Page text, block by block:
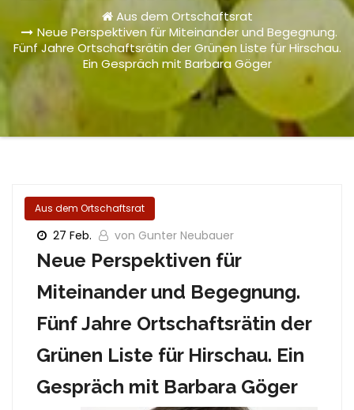
Aus dem Ortschaftsrat
Neue Perspektiven für Miteinander und Begegnung.
Fünf Jahre Ortschaftsrätin der Grünen Liste für Hirschau.
Ein Gespräch mit Barbara Göger
Aus dem Ortschaftsrat
27 Feb. von Gunter Neubauer
Neue Perspektiven für
Miteinander und Begegnung.
Fünf Jahre Ortschaftsrätin der
Grünen Liste für Hirschau. Ein
Gespräch mit Barbara Göger